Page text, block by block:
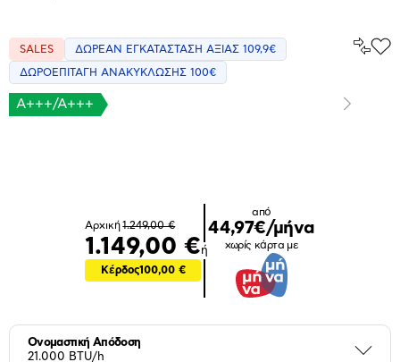
SALES ΔΩΡΕΑΝ ΕΓΚΑΤΑΣΤΑΣΗ ΑΞΙΑΣ 109,9€
ΔΩΡΟΕΠΙΤΑΓΗ ΑΝΑΚΥΚΛΩΣΗΣ 100€
Επόμενο
A+++/A+++
Αρχική1.249,00 €
1.149,00 €
Κέρδος100,00 €
ή
από
44,97€/μήνα
χωρίς κάρτα με
Ονομαστική Απόδοση
21.000 BTU/h